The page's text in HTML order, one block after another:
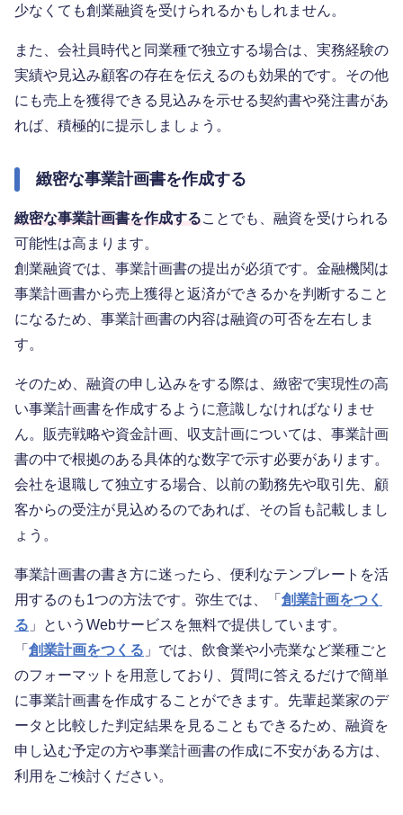
少なくても創業融資を受けられるかもしれません。
また、会社員時代と同業種で独立する場合は、実務経験の
実績や見込み顧客の存在を伝えるのも効果的です。その他
にも売上を獲得できる見込みを示せる契約書や発注書があ
れば、積極的に提示しましょう。
緻密な事業計画書を作成する
緻密な事業計画書を作成することでも、融資を受けられる
可能性は高まります。
創業融資では、事業計画書の提出が必須です。金融機関は
事業計画書から売上獲得と返済ができるかを判断すること
になるため、事業計画書の内容は融資の可否を左右しま
す。
そのため、融資の申し込みをする際は、緻密で実現性の高
い事業計画書を作成するように意識しなければなりませ
ん。販売戦略や資金計画、収支計画については、事業計画
書の中で根拠のある具体的な数字で示す必要があります。
会社を退職して独立する場合、以前の勤務先や取引先、顧
客からの受注が見込めるのであれば、その旨も記載しまし
ょう。
事業計画書の書き方に迷ったら、便利なテンプレートを活
用するのも1つの方法です。弥生では、「 創業計画をつく
る 」というWebサービスを無料で提供しています。
「 創業計画をつくる 」では、飲食業や小売業など業種ごと
のフォーマットを用意しており、質問に答えるだけで簡単
に事業計画書を作成することができます。先輩起業家のデ
ータと比較した判定結果を見ることもできるため、融資を
申し込む予定の方や事業計画書の作成に不安がある方は、
利用をご検討ください。